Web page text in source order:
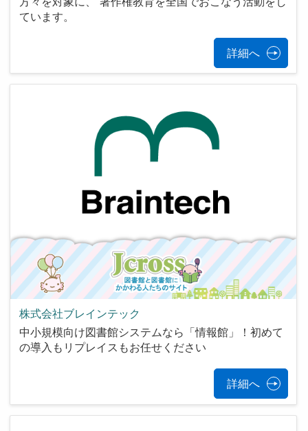
ています。
詳細へ
株式会社ブレインテック
中小規模向け図書館システムなら「情報館」！初めて
の導入もリプレイスもお任せください
詳細へ